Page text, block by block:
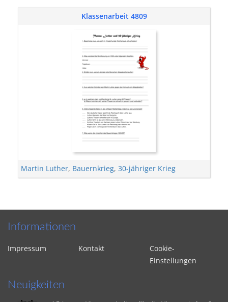
Klassenarbeit 4809
Martin Luther, Bauernkrieg, 30-jähriger Krieg
Informationen
Impressum Kontakt
Cookie-
Einstellungen
Neuigkeiten